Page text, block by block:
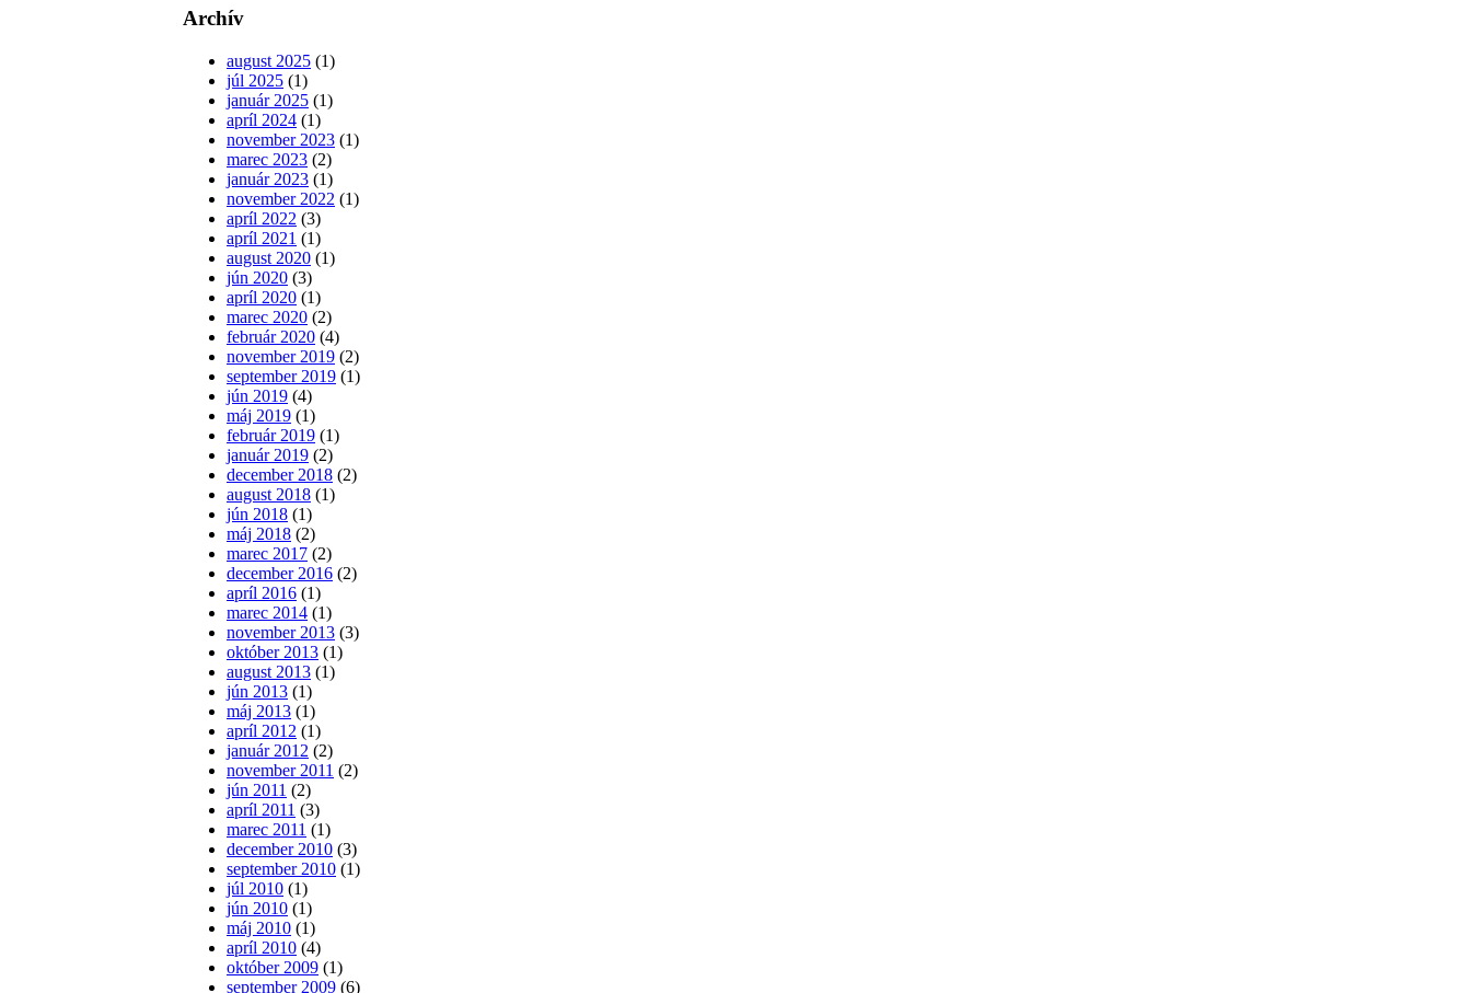
Archív
august 2025 (1)
júl 2025 (1)
január 2025 (1)
apríl 2024 (1)
november 2023 (1)
marec 2023 (2)
január 2023 (1)
november 2022 (1)
apríl 2022 (3)
apríl 2021 (1)
august 2020 (1)
jún 2020 (3)
apríl 2020 (1)
marec 2020 (2)
február 2020 (4)
november 2019 (2)
september 2019 (1)
jún 2019 (4)
máj 2019 (1)
február 2019 (1)
január 2019 (2)
december 2018 (2)
august 2018 (1)
jún 2018 (1)
máj 2018 (2)
marec 2017 (2)
december 2016 (2)
apríl 2016 (1)
marec 2014 (1)
november 2013 (3)
október 2013 (1)
august 2013 (1)
jún 2013 (1)
máj 2013 (1)
apríl 2012 (1)
január 2012 (2)
november 2011 (2)
jún 2011 (2)
apríl 2011 (3)
marec 2011 (1)
december 2010 (3)
september 2010 (1)
júl 2010 (1)
jún 2010 (1)
máj 2010 (1)
apríl 2010 (4)
október 2009 (1)
september 2009 (6)